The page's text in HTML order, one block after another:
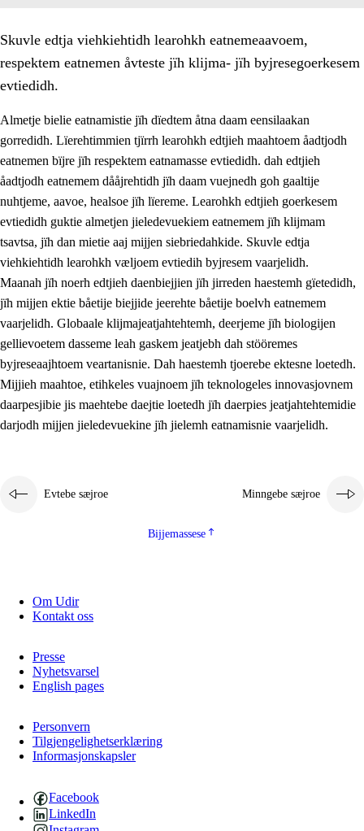
1. Lïerehtimmien aarvoevåarome
1.1 Almetjeaarvoe
1.2 Identiteete jïh kulturellen gellievoete
1.3 Laejhtehks ussjedimmie jïh etihkeles vuajnoe
1.4
Skaepiedimmievoeteaavoe, eadtjohkevoete jïh
goerehtimmievæljoe
Eatnemem krööhkestidh jïh byjresegoerkesevoete
1.6 Demokratije jïh meatanårrome
Skuvle edtja viehkiehtidh learohkh eatnemeaavoem,
respektem eatnemen åvteste jïh klijma- jïh byjresegoerkesem
evtiedidh.
Almetje bielie eatnamistie jïh dïedtem åtna daam eensilaakan
gorredidh. Lïerehtimmien tjïrrh learohkh edtjieh maahtoem åadtjodh
eatnemen bïjre jïh respektem eatnamasse evtiedidh. dah edtjieh
åadtjodh eatnemem dååjrehtidh jïh daam vuejnedh goh gaaltije
nuhtjeme, aavoe, healsoe jïh lïereme. Learohkh edtjieh goerkesem
evtiedidh guktie almetjen jieledevuekiem eatnemem jïh klijmam
tsavtsa, jïh dan mietie aaj mijjen siebriedahkide. Skuvle edtja
viehkiehtidh learohkh væljoem evtiedih byjresem vaarjelidh.
Maanah jïh noerh edtjieh daenbiejjien jïh jirreden haestemh gïetedidh,
jïh mijjen ektie båetije biejjide jeerehte båetije boelvh eatnemem
vaarjelidh. Globaale klijmajeatjahtehtemh, deerjeme jïh biologijen
gellievoetem dasseme leah gaskem jeatjebh dah stööremes
byjreseaajhtoem veartanisnie. Dah haestemh tjoerebe ektesne loetedh.
Mijjieh maahtoe, etihkeles vuajnoem jïh teknologeles innovasjovnem
daarpesjibie jis maehtebe daejtie loetedh jïh daerpies jeatjahtehtemidie
darjodh mijjen jieledevuekine jïh jielemh eatnamisnie vaarjelidh.
Evtebe sæjroe Minngebe sæjroe
Bijjemassese
Om Udir
Kontakt oss
Presse
Nyhetsvarsel
English pages
Personvern
Tilgjengelighetserklæring
Informasjonskapsler
Facebook
LinkedIn